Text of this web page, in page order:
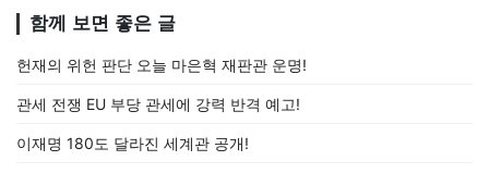
함께 보면 좋은 글
헌재의 위헌 판단 오늘 마은혁 재판관 운명!
관세 전쟁 EU 부당 관세에 강력 반격 예고!
이재명 180도 달라진 세계관 공개!